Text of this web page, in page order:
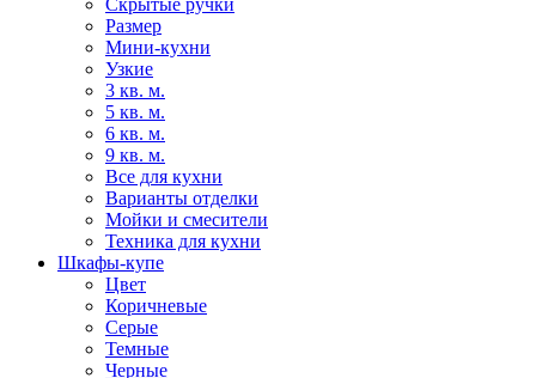
Скрытые ручки
Размер
Мини-кухни
Узкие
3 кв. м.
5 кв. м.
6 кв. м.
9 кв. м.
Все для кухни
Варианты отделки
Мойки и смесители
Техника для кухни
Шкафы-купе
Цвет
Коричневые
Серые
Темные
Черные